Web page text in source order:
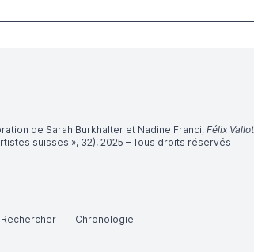
de Sarah Burkhalter et Nadine Franci, Félix
suisses », 32), 2025 – Tous droits réservés
Rechercher Chronologie